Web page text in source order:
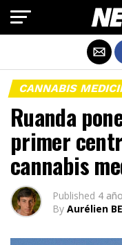
CANNABIS
Ruanda
primer
cannabis
Published 4
By Aurélien
Salir